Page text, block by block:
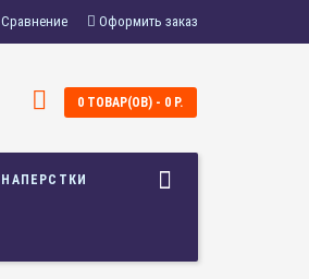
Сравнение Оформить заказ
0 ТОВАР(ОВ) - 0 Р.
НАПЕРСТКИ